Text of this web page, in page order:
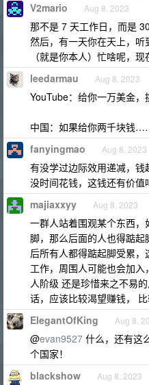
V2mario Aug 8, 2023
那不是 7 天工作日，而是
然后，有一天你在天上，
（就是你本人）忙啥呢，
leedarmau Aug 8, 2023
YouTube：给你一万美金，
中国：如果给你两千块钱
fanyingmao Aug 8, 2023
有没学过边际效用递减，钱
没时间花钱，这钱还有价值
majiaxxyy Aug 8, 2023
一群人站着围观某个东西
脚，那么后面的人也得踮
后所有人都得踮起脚受累
工作，周围人可能也会加
人阶级 还是珍惜来之不易
话，应该比较渴望赚钱， 比
ElegantOfKing Aug 8,
@evan9527 什么，还有这
个国家！
blackshow Aug 8, 2023